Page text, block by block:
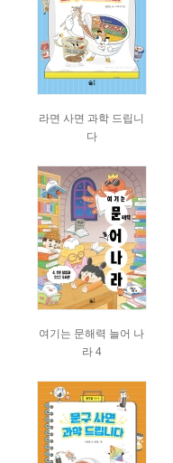
라면 사면 과학 드립니
다
여기는 문해력 늘어 나
라 4